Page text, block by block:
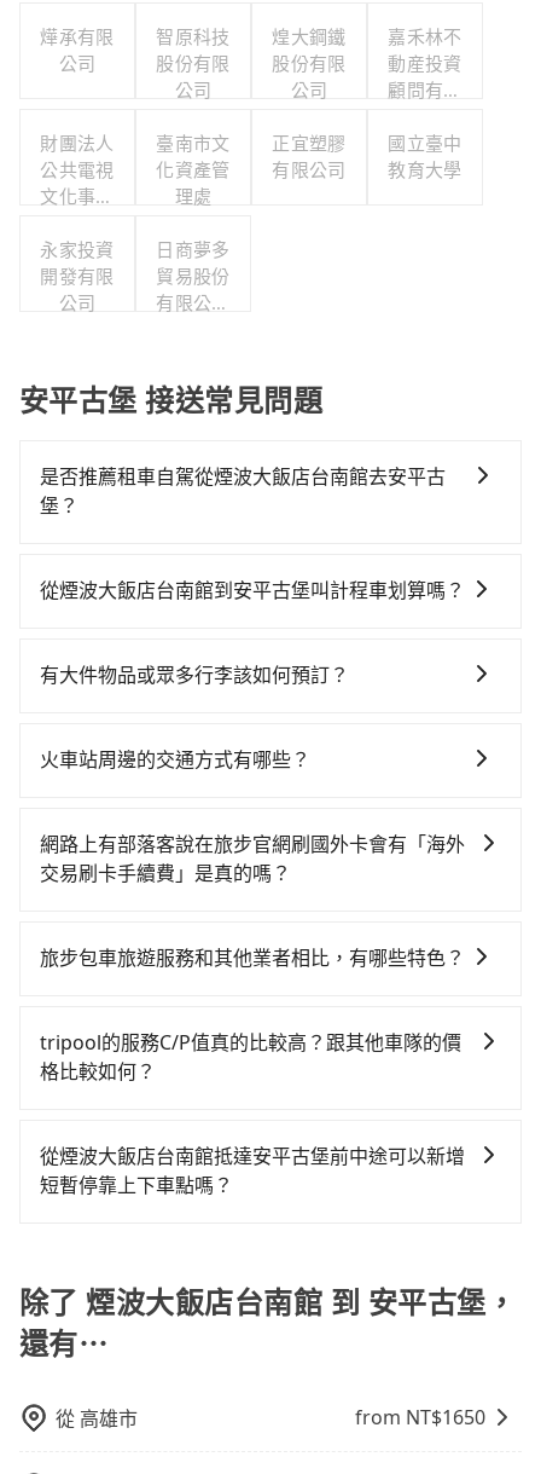
燁承有限
公司
智原科技
股份有限
公司
煌大鋼鐵
股份有限
公司
嘉禾林不
動産投資
顧問有限
財團法人
公共電視
文化事業
臺南市文
化資產管
理處
正宜塑膠
有限公司
國立臺中
教育大學
永家投資
開發有限
公司
日商夢多
貿易股份
有限公司
安平古堡 接送常見問題
是否推薦租車自駕從煙波大飯店台南館去安平古
堡？
對的時間彈性，最重要的是你當天就要來回，那在台南
公里再額外加收$3.2，從煙波大飯店台南館到安平古堡
元路邊停車費用預估進去，但額外的汽車保險與可能的
的車款，如果人數超過四位，更是沒有較大的七人座或
九人座可供選擇，而且無人租車最令人詬病的就是車
樣。另外，偶爾也會遇到明明已經預約了時間但上一位
小的風險。最後，雖然路邊隨租隨還看似方便，但實際
使用時還是有其區域的限制，實際可停靠的地點與你的
從煙波大飯店台南館到安平古堡叫計程車划算嗎？
灣大車隊、Uber、Line Taxi、Yoxi等，如果在路邊攔不
價格約為155~190元間。不過台南市僅有合法計程車約
有些計程車司機不按錶計費，約有17%會採現場議價，
建議最好先上網預約，以免當場被坑受騙。雖然煙波大
你們人數在五人以上，分坐兩台計程車就不太方便，反
有大件物品或眾多行李該如何預訂？
30吋的行李箱，但如有大件行李、衝浪板、樂器、廣告
遮住司機視線、不會破壞車體、不影響行車安全，會讓
乘客盡量塞、盡量放。在預定前，建議先丈量好尺寸，
火車站周邊的交通方式有哪些？
方式： 公車或客運：乘坐公車或客運到達或離開火車
站，相對便宜經濟。 計程車：乘坐計程車到達或離開火
開火車站，是最便利的，無需與人共乘、快速抵達。
網路上有部落客說在旅步官網刷國外卡會有「海外
交易刷卡手續費」是真的嗎？
「海外交易手續費」的，請放心使用！
旅步包車旅遊服務和其他業者相比，有哪些特色？
更具彈性的取消服務，優質且專業的服務品質，能夠為
您提供更好的旅遊體驗。
tripool的服務C/P值真的比較高？跟其他車隊的價
格比較如何？
市場上稍具規模且合法經營的業者，有以短程與城市為
主的台灣大車隊、大都會、LINE Taxi、Uber，機場接送
也包括煙波大飯店台南館去安平古堡），全台保證出
車。由於有高效的車輛調度能力，能以市價7~8折提供專
車到府服務，是絕大多數乘客出行的最佳選擇。
從煙波大飯店台南館抵達安平古堡前中途可以新增
短暫停靠上下車點嗎？
位置，前後額外里程數5公里內加收200元。雖然可能有
些路線完全順路，但是司機多點停靠就會有額外的等待
時間，收取額外費用是必要的補償。
除了 煙波大飯店台南館 到 安平古堡，
還有⋯
從 高雄市 from NT$1650